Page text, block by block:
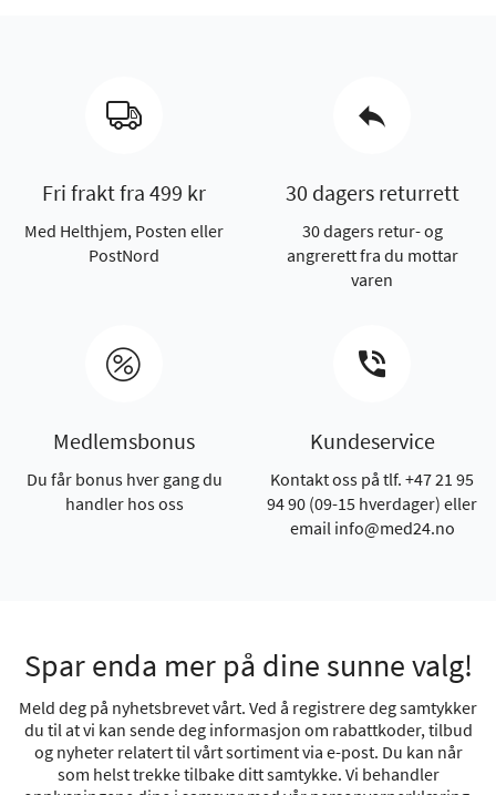
Fri frakt fra 499 kr
Med Helthjem, Posten eller
PostNord
30 dagers returrett
30 dagers retur- og
angrerett fra du mottar
varen
Medlemsbonus
Du får bonus hver gang du
handler hos oss
Kundeservice
Kontakt oss på tlf. +47 21 95
94 90 (09-15 hverdager) eller
email info@med24.no
Spar enda mer på dine sunne valg!
Meld deg på nyhetsbrevet vårt. Ved å registrere deg samtykker
du til at vi kan sende deg informasjon om rabattkoder, tilbud
og nyheter relatert til vårt sortiment via e-post. Du kan når
som helst trekke tilbake ditt samtykke. Vi behandler